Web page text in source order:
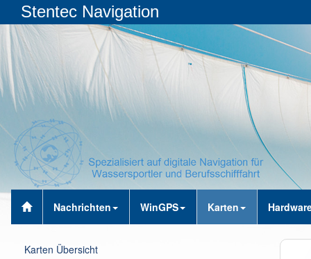
Stentec Navigation
Nachrichten WinGPS Karten
Karten Übersicht